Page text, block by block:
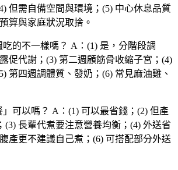
但需自備空間與環境；(5) 中心休息品質
算與家庭狀況取捨。
吃的不一樣嗎？ A：(1) 是，分階段調
促代謝；(3) 第二週顧筋骨收縮子宮；(4)
第四週調體質、發奶；(6) 常見麻油雞、
」可以嗎？ A：(1) 可以最省錢；(2) 但產
(3) 長輩代煮要注意營養均衡；(4) 外送省
產更不建議自己煮；(6) 可搭配部分外送